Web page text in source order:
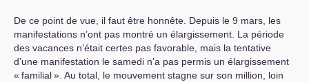
De ce point de vue, il faut être honnête. Depuis le 9 mars, les
manifestations n’ont pas montré un élargissement. La période
des vacances n’était certes pas favorable, mais la tentative
d’une manifestation le samedi n’a pas permis un élargissement
« familial». Au total, le mouvement stagne sur son million, loin